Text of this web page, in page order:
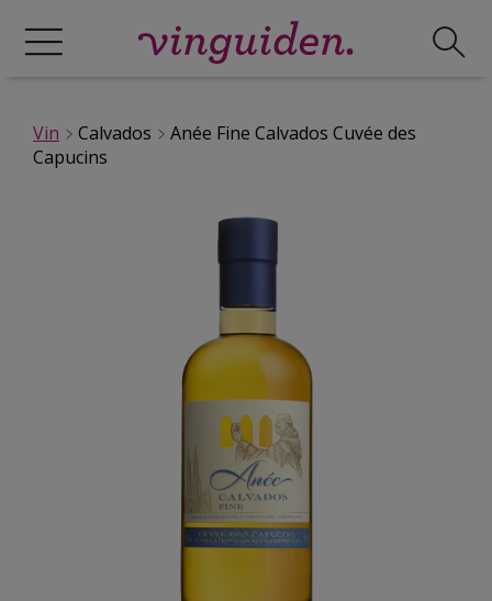
Vin Calvados
Anée Fine Calvados Cuvée des
Capucins